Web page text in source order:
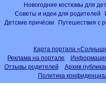
Новогодние костюмы для
Советы и идеи для родителей
Детские причёски
Путешествия с
Карта портала
Реклама на портале
Отзывы родителей
Архив
Политика